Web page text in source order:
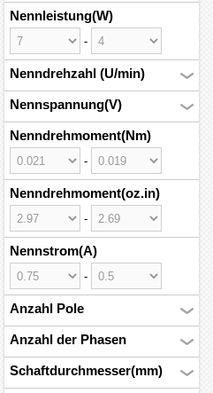
Nennleistung(W)
-
Nenndrehzahl (U/min)
Nennspannung(V)
Nenndrehmoment(Nm)
-
Nenndrehmoment(oz.in)
-
Nennstrom(A)
-
Anzahl Pole
Anzahl der Phasen
Schaftdurchmesser(mm)